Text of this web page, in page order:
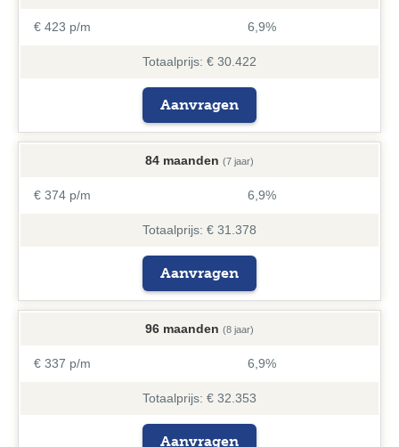
€ 423 p/m 6,9%
Totaalprijs: € 30.422
Aanvragen
84 maanden (7 jaar)
€ 374 p/m 6,9%
Totaalprijs: € 31.378
Aanvragen
96 maanden (8 jaar)
€ 337 p/m 6,9%
Totaalprijs: € 32.353
Aanvragen